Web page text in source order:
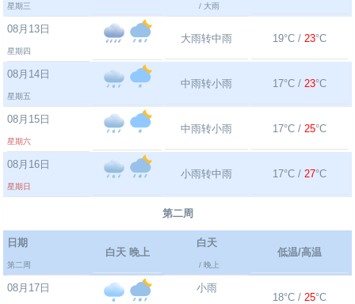
星期三 / 大雨
08月13日
星期四
大雨转中雨 19°C / 23°C
08月14日
星期五
中雨转小雨 17°C / 23°C
08月15日
星期六
中雨转小雨 17°C / 25°C
08月16日
星期日
小雨转中雨 17°C / 27°C
第二周
日期
第二周
白天 晚上
白天
/ 晚上
低温/高温
08月17日
小雨
18°C / 25°C